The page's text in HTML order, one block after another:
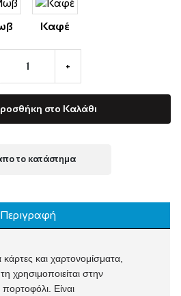
Καφέ
+
στο Καλάθι
το κατάστημα
Περιγραφή
κάρτες και χαρτονομίσματα,
χρησιμοποιείται στην
Είναι